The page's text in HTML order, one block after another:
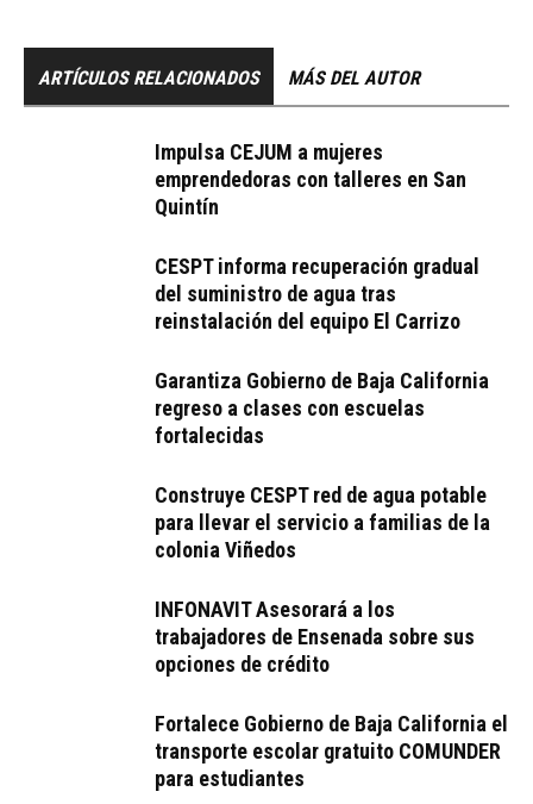
ARTÍCULOS RELACIONADOS MÁS DEL AUTOR
Impulsa CEJUM a mujeres
emprendedoras con talleres en San
Quintín
CESPT informa recuperación gradual
del suministro de agua tras
reinstalación del equipo El Carrizo
Garantiza Gobierno de Baja California
regreso a clases con escuelas
fortalecidas
Construye CESPT red de agua potable
para llevar el servicio a familias de la
colonia Viñedos
INFONAVIT Asesorará a los
trabajadores de Ensenada sobre sus
opciones de crédito
Fortalece Gobierno de Baja California el
transporte escolar gratuito COMUNDER
para estudiantes